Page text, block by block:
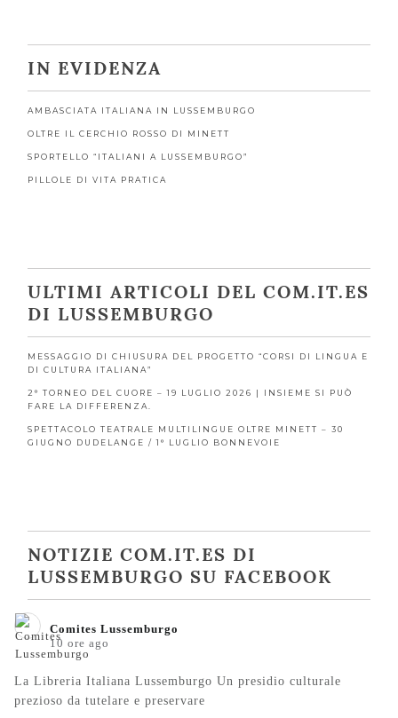
IN EVIDENZA
AMBASCIATA ITALIANA IN LUSSEMBURGO
OLTRE IL CERCHIO ROSSO DI MINETT
SPORTELLO “ITALIANI A LUSSEMBURGO”
PILLOLE DI VITA PRATICA
ULTIMI ARTICOLI DEL COM.IT.ES
DI LUSSEMBURGO
MESSAGGIO DI CHIUSURA DEL PROGETTO “CORSI DI LINGUA E
DI CULTURA ITALIANA”
2° TORNEO DEL CUORE – 19 LUGLIO 2026 | INSIEME SI PUÒ
FARE LA DIFFERENZA.
SPETTACOLO TEATRALE MULTILINGUE OLTRE MINETT – 30
GIUGNO DUDELANGE / 1° LUGLIO BONNEVOIE
NOTIZIE COM.IT.ES DI
LUSSEMBURGO SU FACEBOOK
Comites Lussemburgo️
10 ore ago
La Libreria Italiana Lussemburgo Un presidio culturale
prezioso da tutelare e preservare